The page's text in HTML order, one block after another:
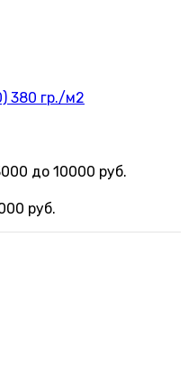
380 гр./м2